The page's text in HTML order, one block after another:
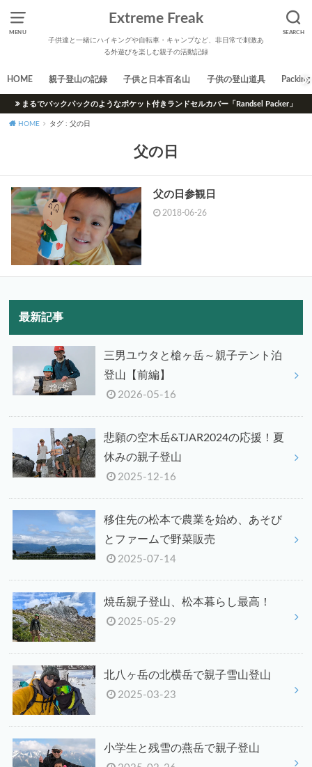
MENU SEARCH
Extreme Freak
子供達と一緒にハイキングや自転車・キャンプなど、非日常で刺激あ
る外遊びを楽しむ親子の活動記録
HOME 親子登山の記録 子供と日本百名山 子供の登山道具 Packing
まるでバックパックのようなポケット付きランドセルカバー「Randsel Packer」
HOME タグ : 父の日
父の日
父の日参観日
2018-06-26
最新記事
三男ユウタと槍ヶ岳～親子テント泊
登山【前編】
2026-05-16
悲願の空木岳&TJAR2024の応援！夏
休みの親子登山
2025-12-16
移住先の松本で農業を始め、あそび
とファームで野菜販売
2025-07-14
焼岳親子登山、松本暮らし最高！
2025-05-29
北八ヶ岳の北横岳で親子雪山登山
2025-03-23
小学生と残雪の燕岳で親子登山